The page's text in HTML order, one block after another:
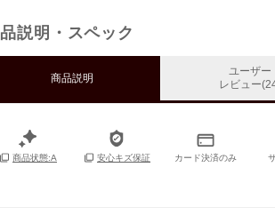
説明・スペック
商品説明
ユーザー
レビュー
商品状態:A 安心キズ保証 カード決済のみ